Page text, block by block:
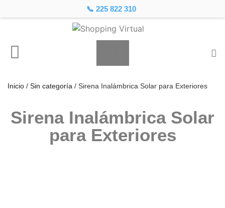
📞 225 822 310
Inicio / Sin categoría / Sirena Inalámbrica Solar para Exteriores
Sirena Inalámbrica Solar
para Exteriores